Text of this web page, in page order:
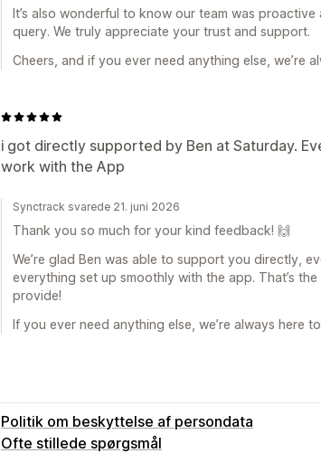
It’s also wonderful to know our team was
query. We truly appreciate your trust and support.
Cheers, and if you ever need anything else, we’re
i got directly supported by Ben at Saturday.
work with the App
Synctrack svarede 21. juni 2026
Thank you so much for your kind feedback! 🙌
We’re glad Ben was able to support you directly,
everything set up smoothly with the app. That’s
provide!
If you ever need anything else, we’re always here
Politik om beskyttelse af persondata
Ofte stillede spørgsmål